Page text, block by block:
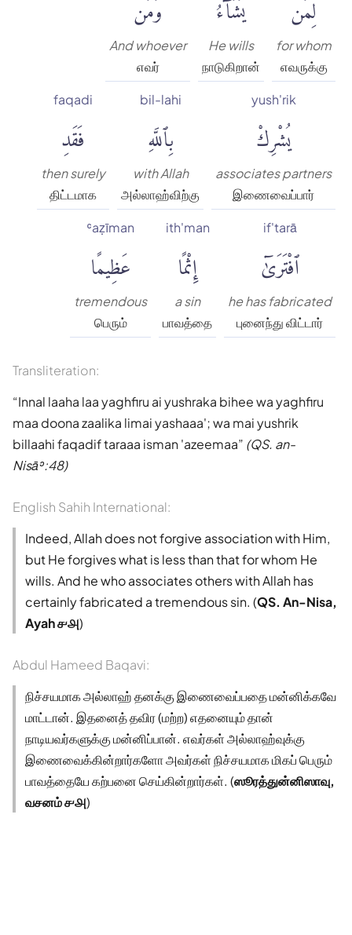
for whom
எவருக்கு
He wills
நாடுகிறான்
And whoever
எவர்
yush'rik
يُشْرِكْ
associates partners
இணைவைப்பார்
bil-lahi
بِٱللَّهِ
with Allah
அல்லாஹ்விற்கு
faqadi
فَقَدِ
then surely
திட்டமாக
if'tarā
ٱفْتَرَىٰٓ
he has fabricated
புனைந்து விட்டார்
ith'man
إِثْمًا
a sin
பாவத்தை
ʿaẓīman
عَظِيمًا
tremendous
பெரும்
Transliteration:
Innal laaha laa yaghfiru ai yushraka bihee wa yaghfiru
maa doona zaalika limai yashaaa'; wa mai yushrik
billaahi faqadif taraaa isman 'azeemaa (QS. an-
Nisāʾ:48)
English Sahih International:
Indeed, Allah does not forgive association with Him,
but He forgives what is less than that for whom He
wills. And he who associates others with Allah has
certainly fabricated a tremendous sin. (QS. An-Nisa,
Ayah ௪௮)
Abdul Hameed Baqavi:
நிச்சயமாக அல்லாஹ் தனக்கு இணைவைப்பதை மன்னிக்கவே
மாட்டான். இதனைத் தவிர (மற்ற) எதனையும் தான்
நாடியவர்களுக்கு மன்னிப்பான். எவர்கள் அல்லாஹ்வுக்கு
இணைவைக்கின்றார்களோ அவர்கள் நிச்சயமாக மிகப் பெரும்
பாவத்தையே கற்பனை செய்கின்றார்கள். (ஸூரத்துன்னிஸாவு,
வசனம் ௪௮)